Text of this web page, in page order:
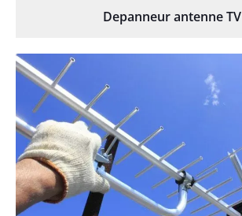
Depanneur antenne TV